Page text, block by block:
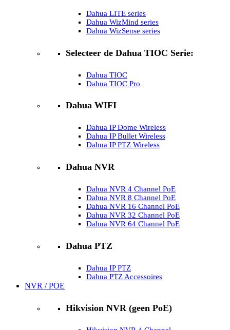
Dahua LITE series
Dahua WizMind series
Dahua WizSense series
Selecteer de Dahua TIOC Serie:
Dahua TIOC
Dahua TIOC Pro
Dahua WIFI
Dahua IP Dome Wireless
Dahua IP Bullet Wireless
Dahua IP PTZ Wireless
Dahua NVR
Dahua NVR 4 Channel PoE
Dahua NVR 8 Channel PoE
Dahua NVR 16 Channel PoE
Dahua NVR 32 Channel PoE
Dahua NVR 64 Channel PoE
Dahua PTZ
Dahua IP PTZ
Dahua PTZ Accessoires
NVR / POE
Hikvision NVR (geen PoE)